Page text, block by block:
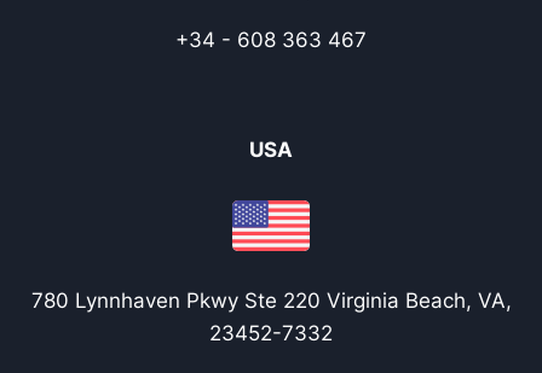
+34 - 608 363 467
USA
780 Lynnhaven Pkwy Ste 220 Virginia Beach, VA,
23452-7332